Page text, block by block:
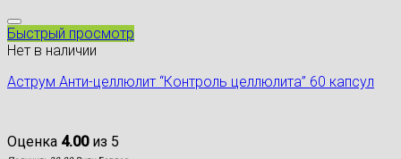
Быстрый просмотр
Нет в наличии
Аструм Анти-целлюлит “Контроль целлюлита” 60 капсул
Оценка 4.00из 5